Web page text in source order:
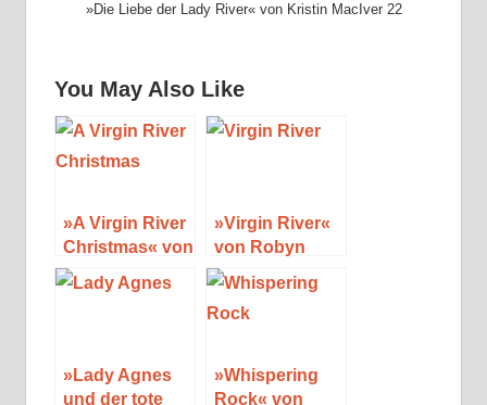
»Die Liebe der Lady River« von Kristin MacIver 22
You May Also Like
»A Virgin River
Christmas« von
Robyn Carr
»Virgin River«
von Robyn
Carr
»Lady Agnes
und der tote
»Whispering
Rock« von